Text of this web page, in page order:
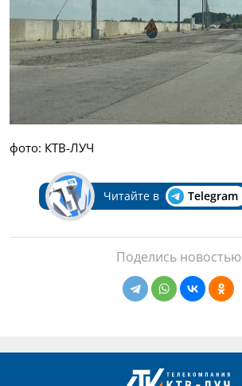
фото: КТВ-ЛУЧ
Читайте в Telegram
Поделись новостью